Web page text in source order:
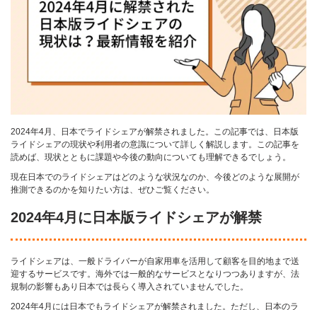
2024年4月、日本でライドシェアが解禁されました。この記事では、日本版
ライドシェアの現状や利用者の意識について詳しく解説します。この記事を
読めば、現状とともに課題や今後の動向についても理解できるでしょう。
現在日本でのライドシェアはどのような状況なのか、今後どのような展開が
推測できるのかを知りたい方は、ぜひご覧ください。
2024年4月に日本版ライドシェアが解禁
ライドシェアは、一般ドライバーが自家用車を活用して顧客を目的地まで送
迎するサービスです。海外では一般的なサービスとなりつつありますが、法
規制の影響もあり日本では長らく導入されていませんでした。
2024年4月には日本でもライドシェアが解禁されました。ただし、日本のラ